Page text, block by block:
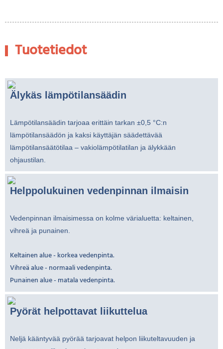
Tuotetiedot
Älykäs lämpötilansäädin
Lämpötilansäädin tarjoaa erittäin tarkan ±0,5 °C:n
lämpötilansäädön ja kaksi käyttäjän säädettävää
lämpötilansäätötilaa – vakiolämpötilatilan ja älykkään
ohjaustilan.
Helppolukuinen vedenpinnan ilmaisin
Vedenpinnan ilmaisimessa on kolme värialuetta: keltainen,
vihreä ja punainen.
Keltainen alue - korkea vedenpinta.
Vihreä alue - normaali vedenpinta.
Punainen alue - matala vedenpinta.
Pyörät helpottavat liikuttelua
Neljä kääntyvää pyörää tarjoavat helpon liikuteltavuuden ja